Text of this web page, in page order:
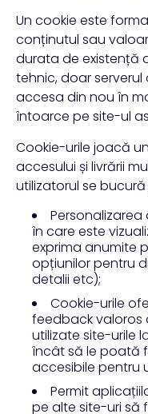
Un cookie este
conținutul sau
durata de existență
tehnic, doar
accesa din nou în
întoarce pe site-ul
Cookie-urile joacă
accesului și livrării
utilizatorul se
în care este
exprima anumite
opțiunilor pentru
detalii etc);
Cookie-urile
feedback valoros
utilizate site-urile
încât să le poată
accesibile pentru
Permit
pe alte site-uri să